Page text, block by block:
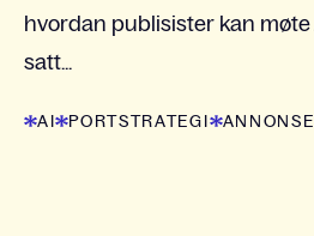
hvordan publisister kan møte
satt...
AI PORTSTRATEGI